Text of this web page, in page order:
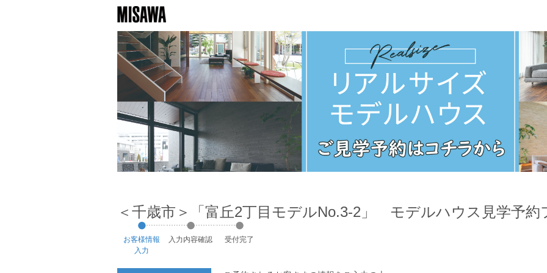
＜千歳市＞「富丘2丁目モデルNo.3-2」 モデルハウス見学予約
お客様情報
入力
入力内容確認 受付完了